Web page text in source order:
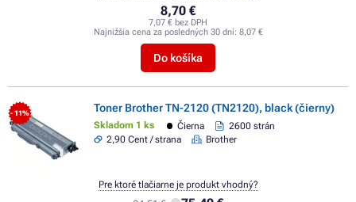
8,70 €
7,07 € bez DPH
Najnižšia cena za posledných 30 dní: 8,07 €
Do košíka
- 11% Toner Brother TN-2120 (TN2120), black (čierny)
Skladom 1 ks Čierna
2600 strán
2,90 Cent / strana
Brother
Pre ktoré tlačiarne je produkt vhodný?